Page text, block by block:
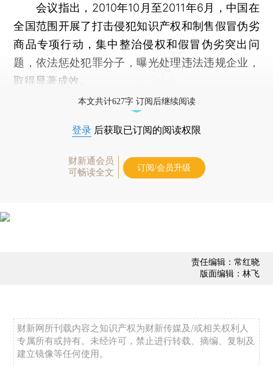
会议指出，2010年10月至2011年6月，中国在
全国范围开展了打击侵犯知识产权和制售假冒伪劣
商品专项行动，集中整治侵权和假冒伪劣突出问
题，依法惩处犯罪分子，曝光处理违法违规企业，
取得显著成效。
本文共计627字 订阅后继续阅读
登录 后获取已订阅的阅读权限
财新通会员
可畅读全文
订阅/会员升级
责任编辑：常红晓
版面编辑：林飞
财新网所刊载内容之知识产权为财新传媒及/或相关权利人
专属所有或持有。未经许可，禁止进行转载、摘编、复制及
建立镜像等任何使用。